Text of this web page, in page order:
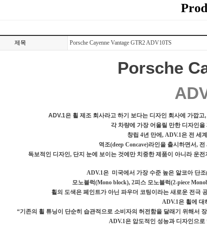
제목 Porsche Cayenne Vantage GTR2 ADV10TS
Porsche
ADV.1은 휠 제조 회사라고 하기 보다는 디자인 회사에 가깝
각 차량에 가장 어울릴 만한 디자인
창립 4년 만에, ADV.1은 전 세
역조(deep Concave)라인을 출시하면서,
독보적인 디자인, 단지 눈에 보이는 것에만 치중한 제품이 아니라 운
ADV.1은 미국에서 가장 수준 높은 알코아 단
모노블럭(Mono block), 2피스 모노블럭(2-piece
휠의 도색은 페인트가 아닌 파우더 코팅이라는 새로운 전극
ADV.1은 휠에 대
“기존의 휠 튜닝이 단순히 습관적으로 소비자의 허전함을 달래기 위해서
ADV.1은 압도적인 성능과 디자인으